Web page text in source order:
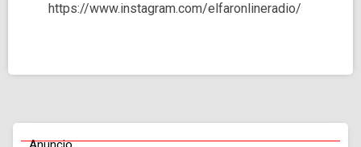
https://www.instagram.com/elfaronlineradio/